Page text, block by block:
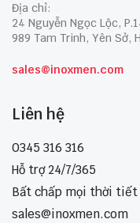
Địa chỉ:
24 Nguyễn Ngọc Lộc,
989 Tam Trinh, Yên Sở,
sales@inoxmen.com
Liên hệ
0345 316 316
Hỗ trợ 24/7/365
Bất chấp mọi thời tiết
sales@inoxmen.com